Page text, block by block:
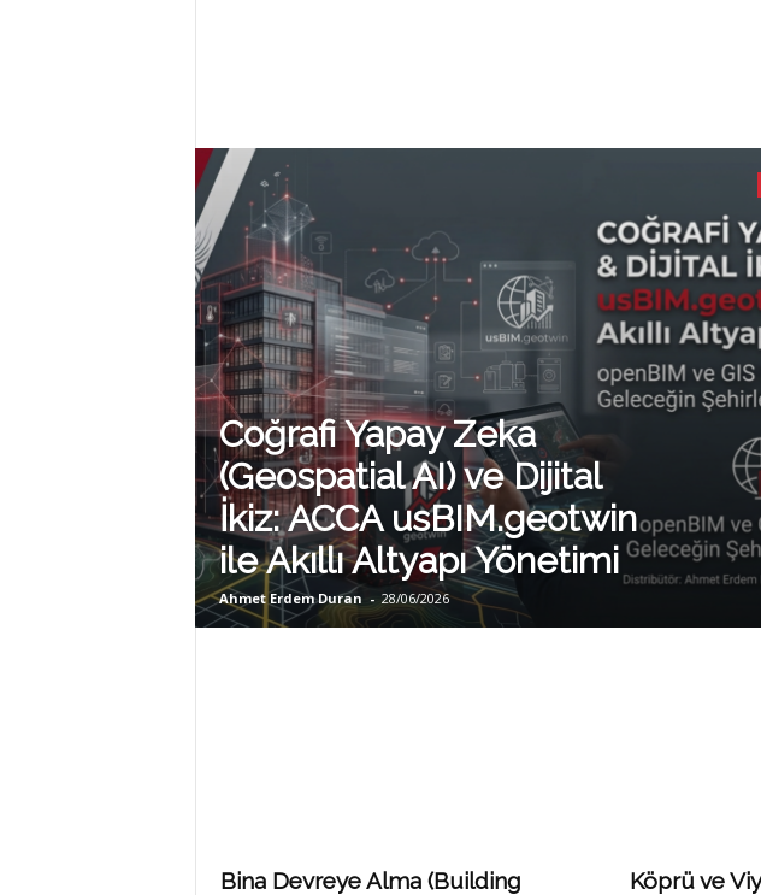
O
G
R
A
M
L
Coğrafi Yapay Zeka
(Geospatial AI) ve Dijital
İkiz: ACCA usBIM.geotwin
ile Akıllı Altyapı Yönetimi
Ahmet Erdem Duran - 28/06/2026
Bina Devreye Alma (Building
Köprü ve